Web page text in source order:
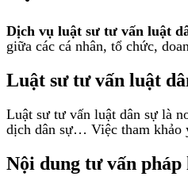
Dịch vụ luật sư tư vấn luật
giữa các cá nhân, tổ chức,
Luật sư tư vấn luật
Luật sư tư vấn luật dân sự là
dịch dân sự… Việc tham khảo
Nội dung tư vấn pháp